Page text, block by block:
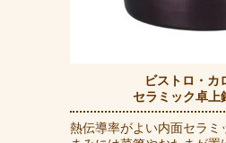
ビストロ・カ
セラミック卓上
熱伝導率がよい内面セラミ